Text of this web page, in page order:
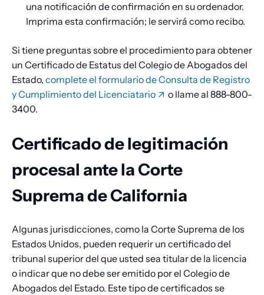
una notificación de confirmación en su ordenador.
Imprima esta confirmación; le servirá como recibo.
Si tiene preguntas sobre el procedimiento para obtener
un Certificado de Estatus del Colegio de Abogados del
Estado, complete el formulario de Consulta de Registro
y Cumplimiento del Licenciatario
o llame al 888-800-
3400.
Certificado de legitimación
procesal ante la Corte
Suprema de California
Algunas jurisdicciones, como la Corte Suprema de los
Estados Unidos, pueden requerir un certificado del
tribunal superior del que usted sea titular de la licencia
o indicar que no debe ser emitido por el Colegio de
Abogados del Estado. Este tipo de certificados se